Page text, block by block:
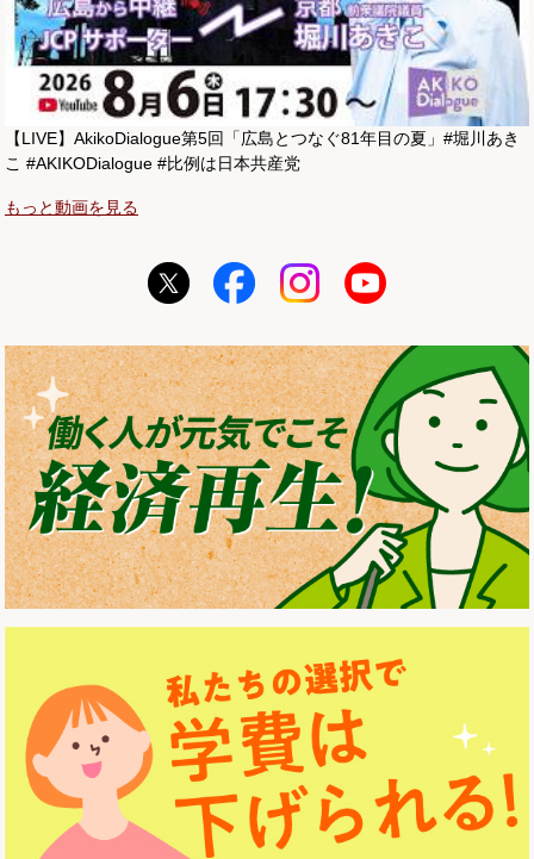
【LIVE】AkikoDialogue第5回「広島とつなぐ81年目の夏」#堀川あき
こ #AKIKODialogue #比例は日本共産党
もっと動画を見る